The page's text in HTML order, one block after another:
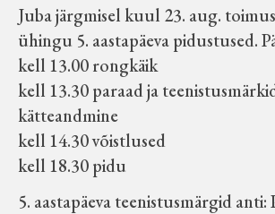
Juba järgmisel kuul 23. aug.
ühingu 5. aastapäeva pidustused.
kell 13.00 rongkäik
kell 13.30 paraad ja
kätteandmine
kell 14.30 võistlused
kell 18.30 pidu
5. aastapäeva teenistusmärgid